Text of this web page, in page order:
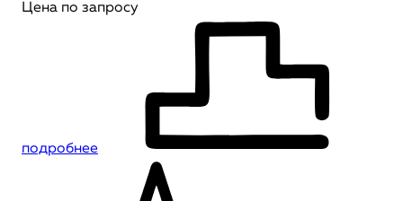
Цена по запросу
подробнее